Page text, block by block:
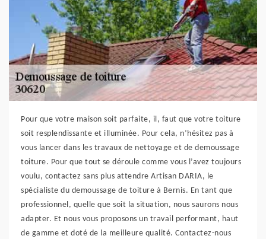
Pour que votre maison soit parfaite, il, faut que votre toiture
soit resplendissante et illuminée. Pour cela, n’hésitez pas à
vous lancer dans les travaux de nettoyage et de demoussage
toiture. Pour que tout se déroule comme vous l’avez toujours
voulu, contactez sans plus attendre Artisan DARIA, le
spécialiste du demoussage de toiture à Bernis. En tant que
professionnel, quelle que soit la situation, nous saurons nous
adapter. Et nous vous proposons un travail performant, haut
de gamme et doté de la meilleure qualité. Contactez-nous